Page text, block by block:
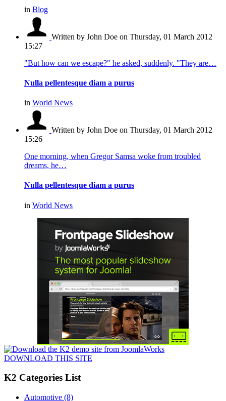
in Blog
Written by John Doe on Thursday, 01 March 2012
15:27
"But how can we escape?" he asked, suddenly. "They are…
Nulla pellentesque diam a purus
in World News
Written by John Doe on Thursday, 01 March 2012
15:26
One morning, when Gregor Samsa woke from troubled
dreams, he…
Nulla pellentesque diam a purus
in World News
DOWNLOAD THIS SITE
K2 Categories List
Automotive (8)